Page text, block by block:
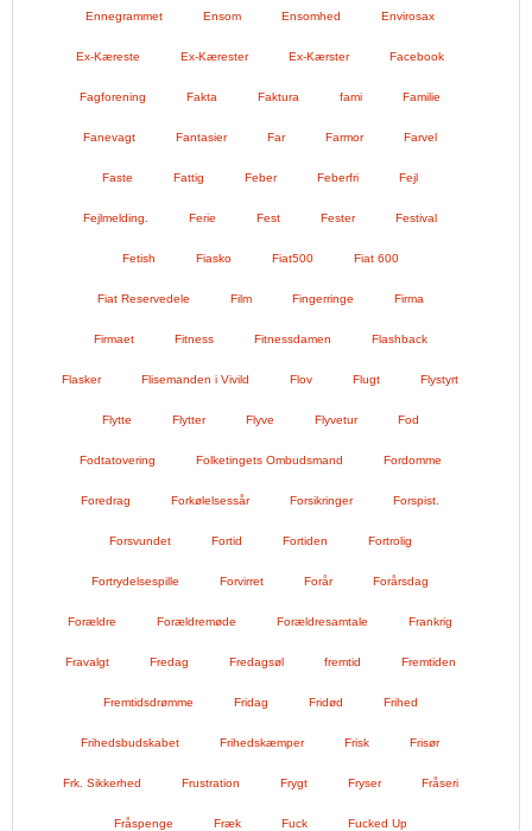
Ennegrammet Ensom Ensomhed Envirosax
Ex-Kæreste Ex-Kærester Ex-Kærster Facebook
Fagforening Fakta Faktura fami Familie
Fanevagt Fantasier Far Farmor Farvel
Faste Fattig Feber Feberfri Fejl
Fejlmelding. Ferie Fest Fester Festival
Fetish Fiasko Fiat500 Fiat 600
Fiat Reservedele Film Fingerringe Firma
Firmaet Fitness Fitnessdamen Flashback
Flasker Flisemanden i Vivild Flov Flugt Flystyrt
Flytte Flytter Flyve Flyvetur Fod
Fodtatovering Folketingets Ombudsmand Fordomme
Foredrag Forkølelsessår Forsikringer Forspist.
Forsvundet Fortid Fortiden Fortrolig
Fortrydelsespille Forvirret Forår Forårsdag
Forældre Forældremøde Forældresamtale Frankrig
Fravalgt Fredag Fredagsøl fremtid Fremtiden
Fremtidsdrømme Fridag Fridød Frihed
Frihedsbudskabet Frihedskæmper Frisk Frisør
Frk. Sikkerhed Frustration Frygt Fryser Fråseri
Fråspenge Fræk Fuck Fucked Up